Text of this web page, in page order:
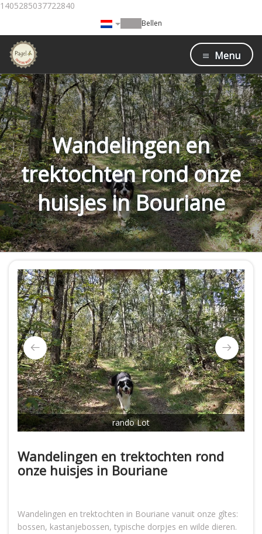
1405285037722840
Bellen
Menu
Wandelingen en
trektochten rond onze
huisjes in Bouriane
rando Lot
Wandelingen en trektochten rond
onze huisjes in Bouriane
Wandelingen en trektochten in Bouriane vanuit onze gîtes:
bossen, kastanjebossen, typische dorpjes en wilde dieren.